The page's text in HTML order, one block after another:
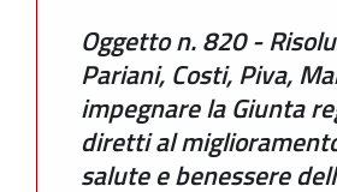
Oggetto n. 820 -
Pariani, Costi, Piva,
impegnare la Giunta
diretti al
salute e benessere